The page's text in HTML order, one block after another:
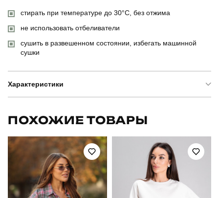
стирать при температуре до 30°C, без отжима
не использовать отбеливатели
сушить в развешенном состоянии, избегать машинной
сушки
Характеристики
OWku27592XLmk
Призначення для повсякденного носіння
ПОХОЖИЕ ТОВАРЫ